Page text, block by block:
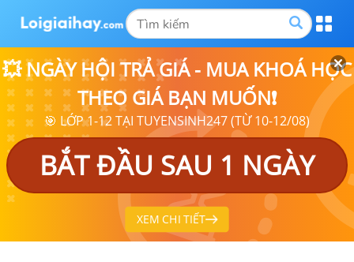
💥 NGÀY HỘI TRẢ GIÁ - MUA KHOÁ HỌC
THEO GIÁ BẠN MUỐN❗
🎯 LỚP 1-12 TẠI TUYENSINH247 (TỪ 10-12/08)
BẮT ĐẦU SAU 1 NGÀY
XEM CHI TIẾT